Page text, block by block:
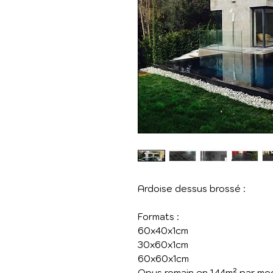
Ardoise dessus brossé :
Formats :
60x40x1cm
30x60x1cm
60x60x1cm